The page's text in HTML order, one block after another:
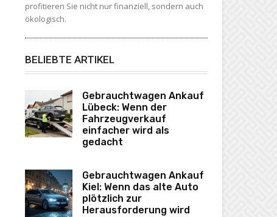
profitieren Sie nicht nur finanziell, sondern auch
ökologisch.
BELIEBTE ARTIKEL
Gebrauchtwagen Ankauf
Lübeck: Wenn der
Fahrzeugverkauf
einfacher wird als
gedacht
Gebrauchtwagen Ankauf
Kiel: Wenn das alte Auto
plötzlich zur
Herausforderung wird